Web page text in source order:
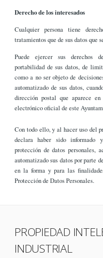
Derecho de los interesados
Cualquier persona tiene
tratamientos que de sus datos que
Puede ejercer sus derechos
portabilidad de sus datos, de
como a no ser objeto de
automatizado de sus datos,
dirección postal que aparece
electrónico oficial de este
Con todo ello, y al hacer uso del
declara haber sido informado
protección de datos personales,
automatizado sus datos por parte
en la forma y para las
Protección de Datos Personales.
PROPIEDAD
INDUSTRIAL